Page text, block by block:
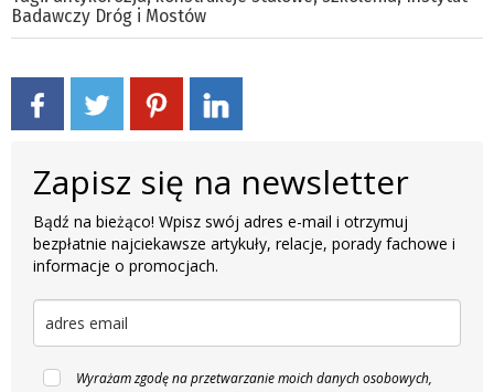
Badawczy Dróg i Mostów
Zapisz się na newsletter
Bądź na bieżąco! Wpisz swój adres e-mail i otrzymuj
bezpłatnie najciekawsze artykuły, relacje, porady fachowe i
informacje o promocjach.
Wyrażam zgodę na przetwarzanie moich danych osobowych,